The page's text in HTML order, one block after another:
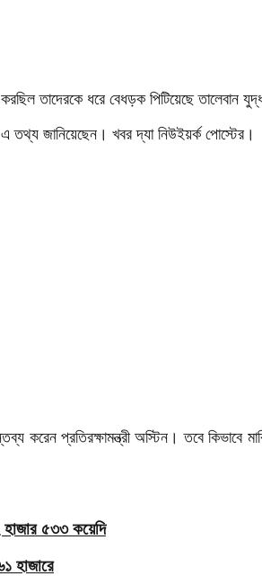
তাদেরকে ধরে বেধড়ক পিটিয়েছে তালেবান
এ তথ্য জানিয়েছেন। খবর দ্যা নিউইয়র্ক পোস্টের।
করেন প্রতিরক্ষামন্ত্রী অস্টিন। তবে কিভাবে
হাজার ৫৩৩ কয়েদি
হাজারে